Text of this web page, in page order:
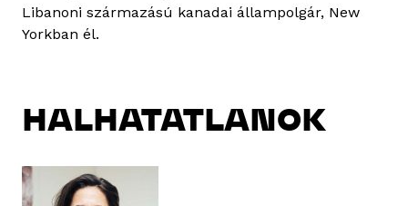
Libanoni származású kanadai állampolgár, New
Yorkban él.
HALHATATLANOK